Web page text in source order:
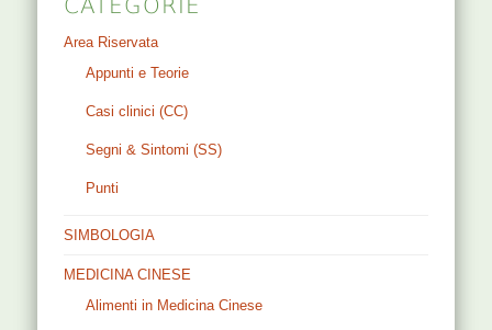
Area Riservata
Appunti e Teorie
Casi clinici (CC)
Segni & Sintomi (SS)
Punti
SIMBOLOGIA
MEDICINA CINESE
Alimenti in Medicina Cinese